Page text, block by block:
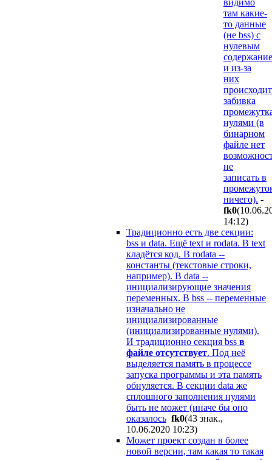
там какие-
то данные
(не bss) с
нулевым
и из-за
них
происходит
забивка
нулями (в
бинарном
файле нет
не
записать в
ничего). -
fk0
14:12)
Традиционно есть две секции:
bss и data. Ещё text и rodata. В text
кладётся код. В rodata --
константы (текстовые строки,
например). В data --
инициализирующие значения
переменных. В bss -- переменные
изначально не
инициализированные
(инициализированные нулями).
И традиционно секция bss в
файле отсутствует. Под неё
выделяется память в процессе
запуска программы и эта память
обнуляется. В секции data же
сплошного заполнения нулями
быть не может (иначе бы оно
оказалось fk0(43 знак.,
10.06.2020 10:23)
Может проект создан в более
новой версии, там какая то такая